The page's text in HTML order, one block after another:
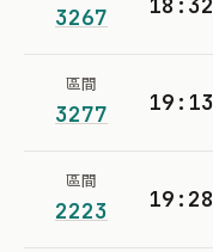
3267
區間
3277 19:13
區間
2223 19:28